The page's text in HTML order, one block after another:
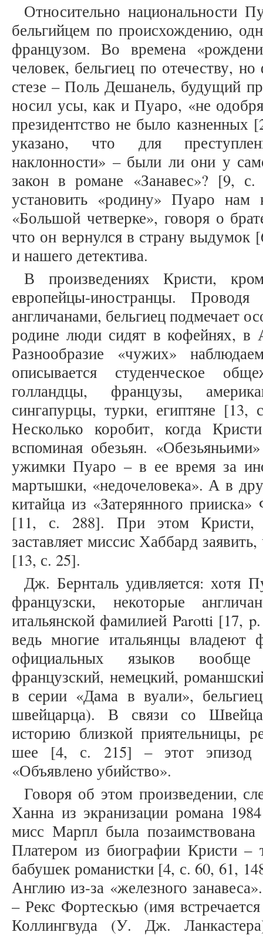
Относительно национальности
бельгийцем по происхождению,
французом. Во времена
человек, бельгиец по отечеству,
стезе – Поль Дешанель, будущий
носил усы, как и Пуаро, «не
президентство не было казненных
указано, что для
наклонности» – были ли они у
закон в романе «Занавес»? [9,
установить «родину» Пуаро
«Большой четверке», говоря о
что он вернулся в страну выдумок
и нашего детектива.
В произведениях Кристи,
европейцы-иностранцы.
англичанами, бельгиец подмечает
родине люди сидят в кофейнях,
Разнообразие «чужих»
описывается студенческое
голландцы, французы,
сингапурцы, турки, египтяне
Несколько коробит, когда
вспоминая обезьян.
ужимки Пуаро – в ее время за
мартышки, «недочеловека». А в
китайца из «Затерянного
[11, с. 288]. При этом Кристи,
заставляет миссис Хаббард
[13, с. 25].
Дж. Бернталь удивляется: хотя
французски, некоторые
итальянской фамилией Parotti [17,
ведь многие итальянцы
официальных языков вообще
французский, немецкий,
в серии «Дама в вуали»,
швейцарца). В связи со
историю близкой приятельницы,
шее [4, с. 215] – этот эпизод
«Объявлено убийство».
Говоря об этом произведении,
Ханна из экранизации романа
мисс Марпл была
Платером из биографии Кристи –
бабушек романистки [4, с. 60, 61,
Англию из-за «железного
– Рекс Фортескью (имя
Коллингвуда (У. Дж.